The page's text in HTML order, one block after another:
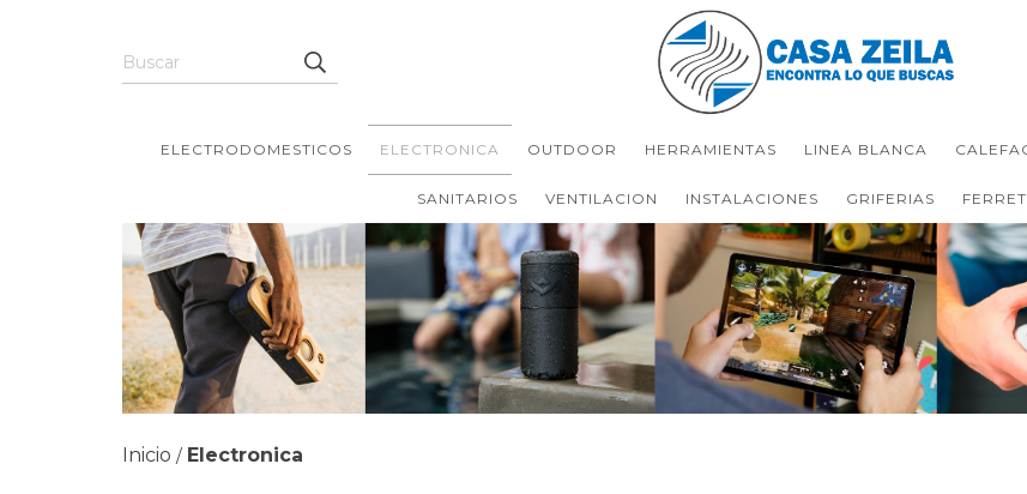
ELECTRODOMESTICOS ELECTRONICA OUTDOOR HERRAMIENTAS LINEA BLANCA
SANITARIOS VENTILACION INSTALACIONES GRIFERIAS
Inicio / Electronica